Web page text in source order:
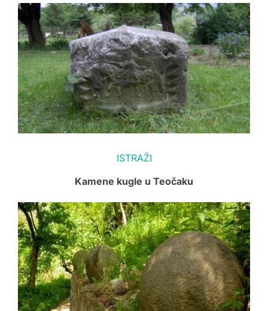
ISTRAŽI
Kamene kugle u Teočaku